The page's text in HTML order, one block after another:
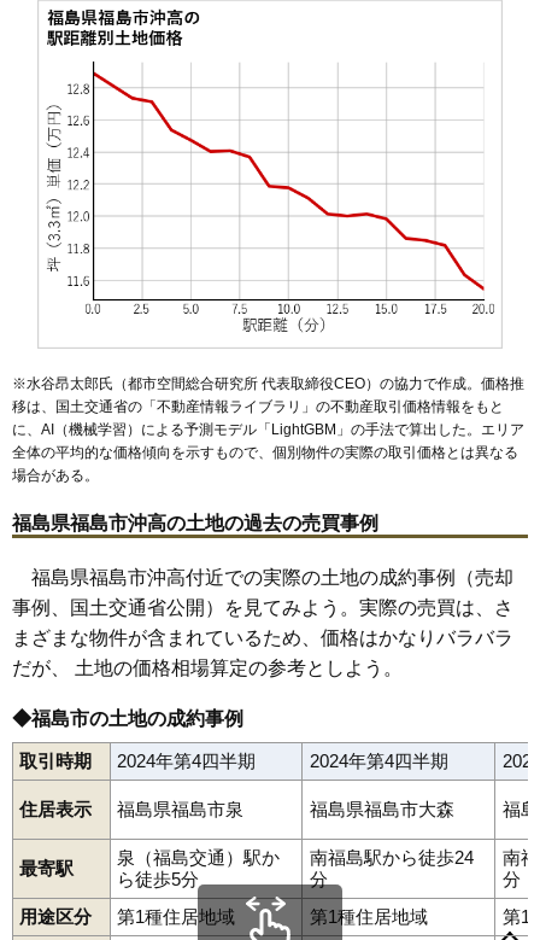
56 丸子
鎌田 1,626万円
飯坂町平野
59
60 15万円
61
62 1,269万円
63
岡部 13万円 1,294万円 8.4%
66 蓬莱町 13万円 1,045万円 4.4%
67 小倉寺 13万円 1,284万円 13.5%
68 南町 12万円 382万円 5.9%
69
70 沖高 12万円 637万円
72 下鳥渡 12万円 1,422万円 6.1%
73 渡利 11万円 768万円 3.1%
76 町庭坂 10万円
77 松川町美郷 9.3万円 895万円 6.0%
80 松川町関谷 7.2万円 673万円 1.3%
81 荒井北 7.1万円 964万円 10.0%
82 佐倉下 7.0万円 547万円 5.3%
※水谷昂太郎氏（都市空間総合研究所 代表取締役CEO）の協力で作成。価格推
移は、国土交通省の「不動産情報ライブラリ 」の不動産取引価格情報をもと
に、AI（機械学習）による予測モデル「LightGBM」の手法で算出した。エリア
全体の平均的な価格傾向を示すもので、個別物件の実際の取引価格とは異なる
場合がある。
福島県福島市沖高の土地の過去の売買事例
福島県福島市沖高付近での実際の土地の成約事例（売却
事例、国土交通省公開）を見てみよう。実際の売買は、さ
まざまな物件が含まれているため、価格はかなりバラバラ
だが、 土地の価格相場算定の参考としよう。
◆福島市の土地の成約事例
取引時期 2024年第4四半期 2024年第4四半期
住居表示 福島県福島市泉 福島県福島市大森 福
最寄駅
泉（福島交通）駅か
ら徒歩5分
南福島駅から徒歩24
分
南
分
用途区分
第1種住居地域 第1種住居地域 第1
旭町 荒井北荒町飯坂町飯坂町中野飯坂町東湯野
飯坂町平野飯坂町湯野飯野町飯野町大久保
太田町大森岡島岡部沖高置賜町小倉寺小田御山御山町
春日町
霞町鎌田上鳥渡上名倉 上野寺上浜町北沢又北矢野目